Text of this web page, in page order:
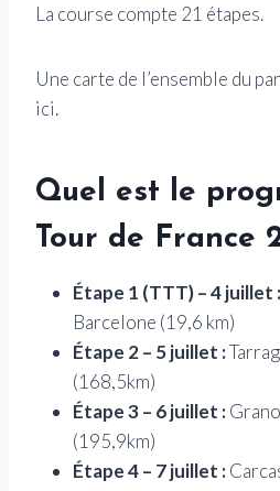
La course compte 21 étapes.
Une carte de l’ensemble du
ici.
Quel est le
Tour de France
Étape 1 (TTT) – 4 juillet :
Barcelone (19,6 km)
Étape 2 – 5 juillet :
(168,5km)
Étape 3 – 6 juillet :
(195,9km)
Étape 4 – 7 juillet :